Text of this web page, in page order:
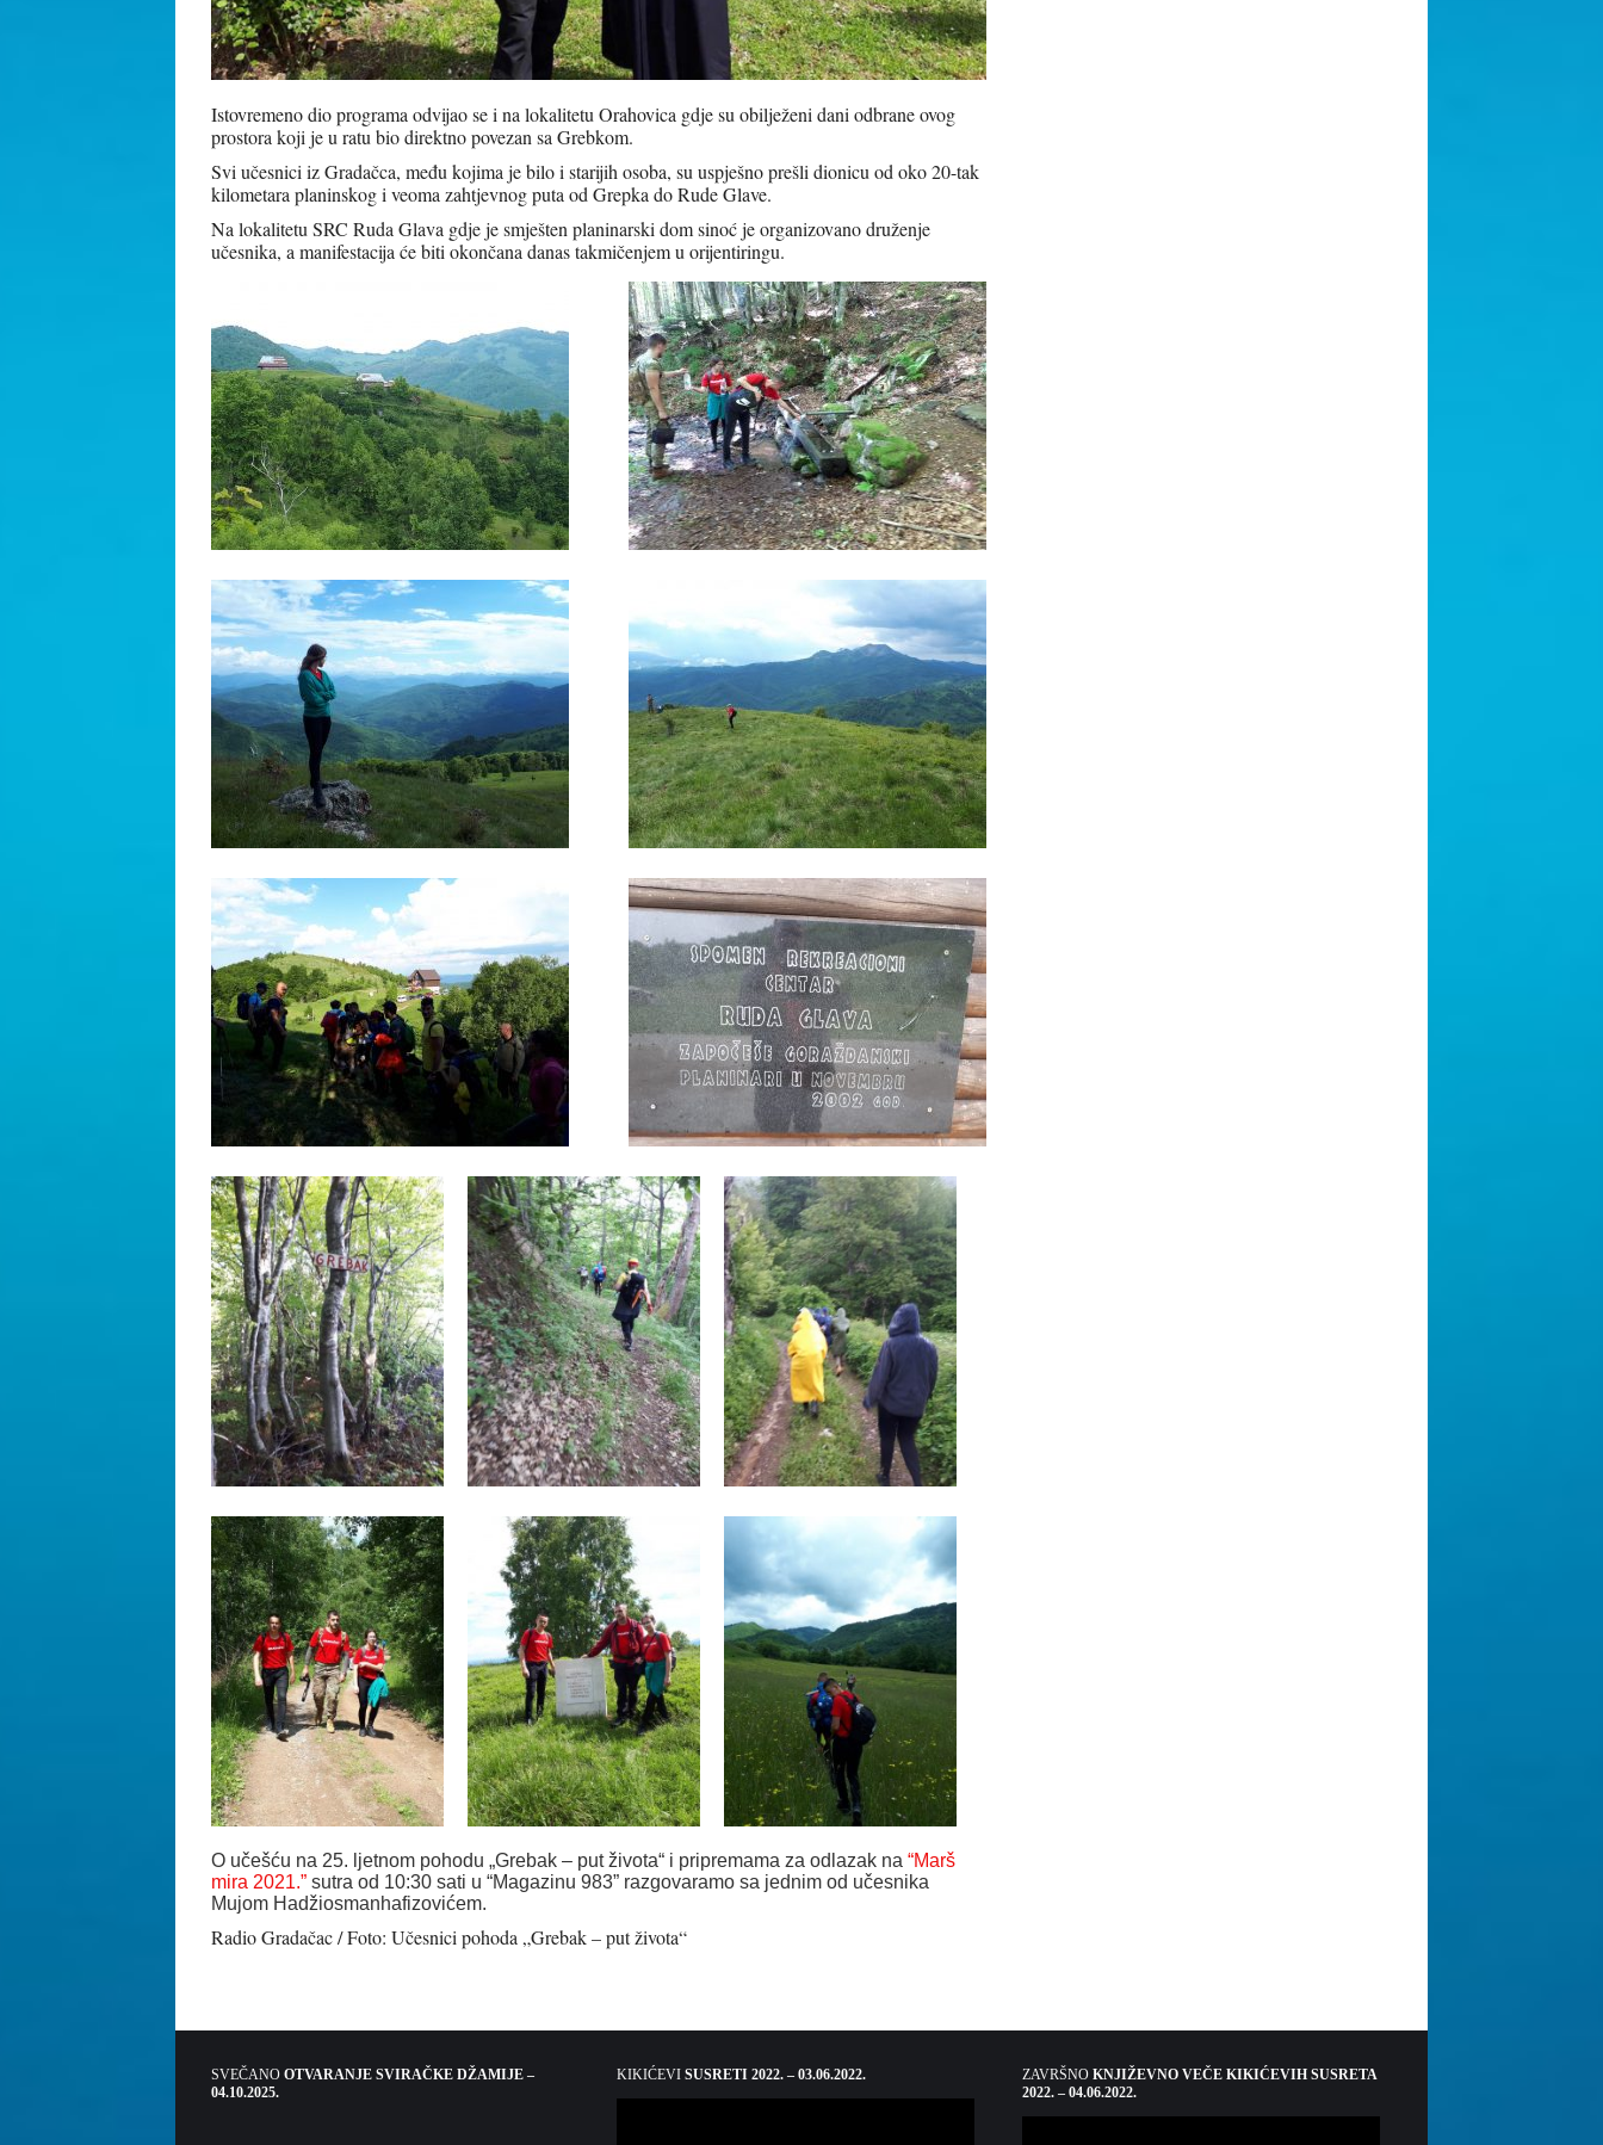
Istovremeno dio programa odvijao se i na lokalitetu Orahovica gdje su obilježeni dani odbrane ovog
prostora koji je u ratu bio direktno povezan sa Grebkom.
Svi učesnici iz Gradačca, među kojima je bilo i starijih osoba, su uspješno prešli dionicu od oko 20-tak
kilometara planinskog i veoma zahtjevnog puta od Grepka do Rude Glave.
Na lokalitetu SRC Ruda Glava gdje je smješten planinarski dom sinoć je organizovano druženje
učesnika, a manifestacija će biti okončana danas takmičenjem u orijentiringu.
O učešću na 25. ljetnom pohodu „Grebak – put života“ i pripremama za odlazak na “Marš
mira 2021.” sutra od 10:30 sati u “Magazinu 983” razgovaramo sa jednim od učesnika
Mujom Hadžiosmanhafizovićem.
Radio Gradačac / Foto: Učesnici pohoda „Grebak – put života“
SVEČANO OTVARANJE SVIRAČKE DŽAMIJE –
04.10.2025.
KIKIĆEVI SUSRETI 2022. – 03.06.2022. ZAVRŠNO KNJIŽEVNO VEČE KIKIĆEVIH SUSRETA
2022. – 04.06.2022.